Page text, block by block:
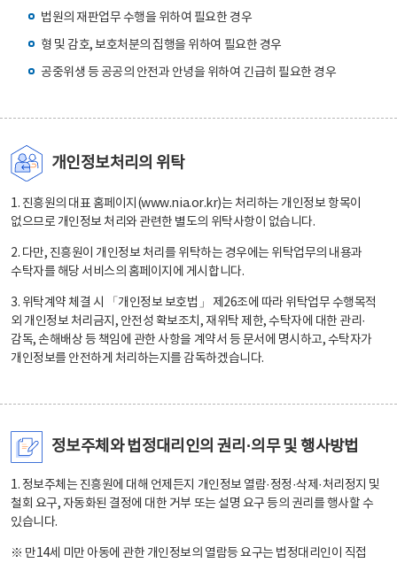
법원의 재판업무 수행을 위하여 필요한 경우
형 및 감호, 보호처분의 집행을 위하여 필요한 경우
공중위생 등 공공의 안전과 안녕을 위하여 긴급히 필요한 경우
개인정보처리의 위탁
1. 진흥원의 대표 홈페이지(www.nia.or.kr)는 처리하는 개인정보 항목이
없으므로 개인정보 처리와 관련한 별도의 위탁사항이 없습니다.
2. 다만, 진흥원이 개인정보 처리를 위탁하는 경우에는 위탁업무의 내용과
수탁자를 해당 서비스의 홈페이지에 게시합니다.
3. 위탁계약 체결 시 「개인정보 보호법」 제26조에 따라 위탁업무 수행목적
외 개인정보 처리금지, 안전성 확보조치, 재위탁 제한, 수탁자에 대한 관리·
감독, 손해배상 등 책임에 관한 사항을 계약서 등 문서에 명시하고, 수탁자가
개인정보를 안전하게 처리하는지를 감독하겠습니다.
정보주체와 법정대리인의 권리·의무 및 행사방법
1. 정보주체는 진흥원에 대해 언제든지 개인정보 열람·정정·삭제·처리정지 및
철회 요구, 자동화된 결정에 대한 거부 또는 설명 요구 등의 권리를 행사할 수
있습니다.
※ 만14세 미만 아동에 관한 개인정보의 열람등 요구는 법정대리인이 직접